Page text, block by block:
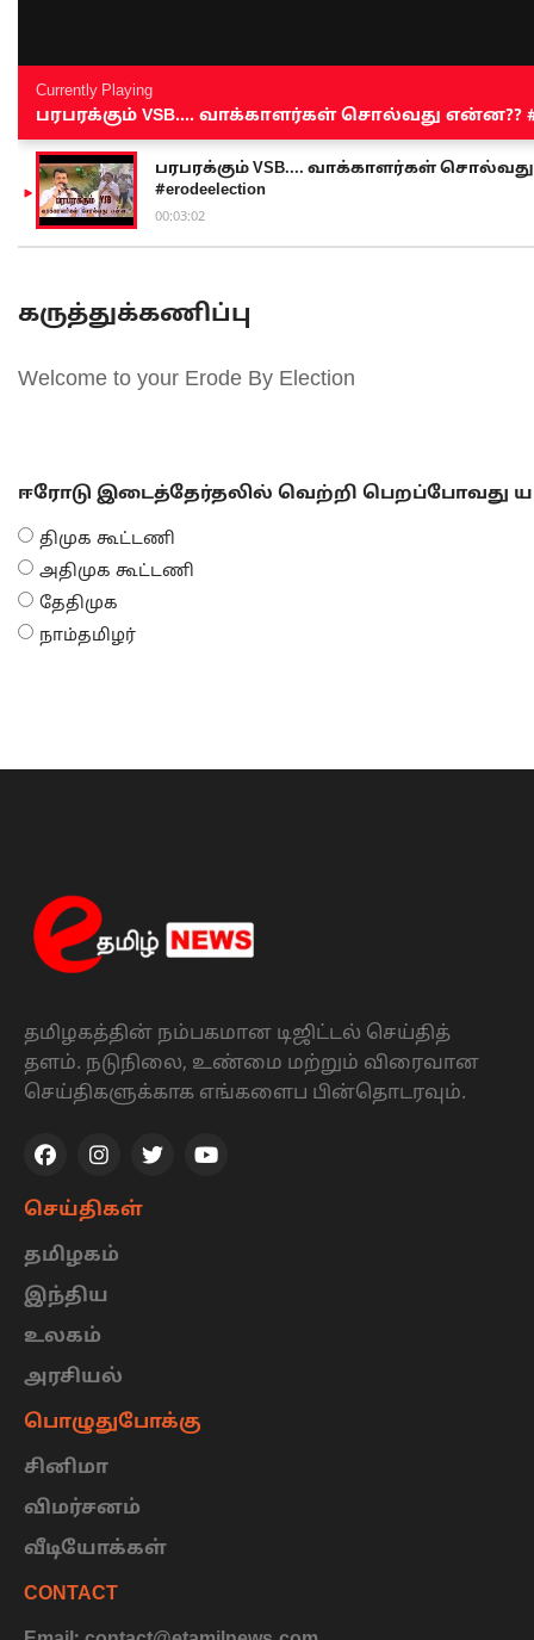
Currently Playing
பரபரக்கும் VSB.... வாக்காளர்கள் சொல்வது என்ன??
பரபரக்கும் VSB.... வாக்காளர்கள் சொல்வது
#erodeelection
00:03:02
கருத்துக்கணிப்பு
Welcome to your Erode By Election
ஈரோடு இடைத்தேர்தலில் வெற்றி பெறப்போவது
திமுக கூட்டணி
அதிமுக கூட்டணி
தேதிமுக
நாம்தமிழர்
தமிழகத்தின் நம்பகமான டிஜிட்டல் செய்தித்
தளம். நடுநிலை, உண்மை மற்றும் விரைவான
செய்திகளுக்காக எங்களைப பின்தொடரவும்.
செய்திகள்
தமிழகம்
இந்திய
உலகம்
அரசியல்
பொழுதுபோக்கு
சினிமா
விமர்சனம்
வீடியோக்கள்
CONTACT